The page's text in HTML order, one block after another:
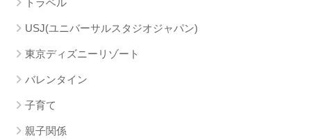
USJ(ユニバーサルスタジオジャパン)
東京ディズニーリゾート
バレンタイン
子育て
親子関係